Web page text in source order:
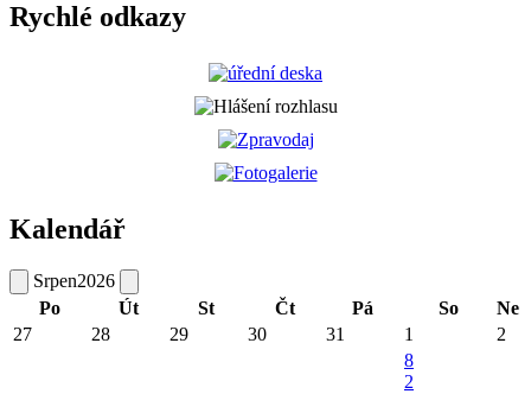
Rychlé odkazy
Kalendář
Srpen2026
Po
Út St Čt Pá So
Ne
27
28 29 30 31 1 2
8
2